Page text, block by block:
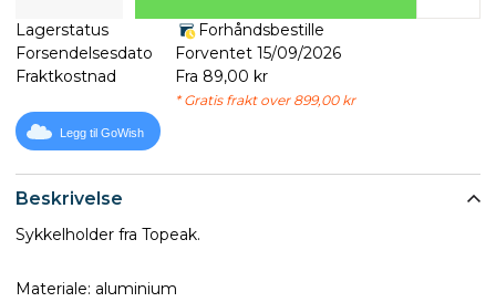
Beskrivelse
Sykkelholder fra Topeak.
Materiale: aluminium
Lagerstatus
Forhåndsbestille
Forsendelsesdato
Forventet 15/09/2026
Fraktkostnad
Fra 89,00 kr
* Gratis frakt over 899,00 kr
Legg til GoWish